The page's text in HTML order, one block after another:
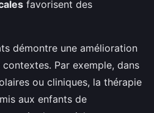
favorisent des
démontre une amélioration
Par exemple, dans
ou cliniques, la thérapie
aux enfants de